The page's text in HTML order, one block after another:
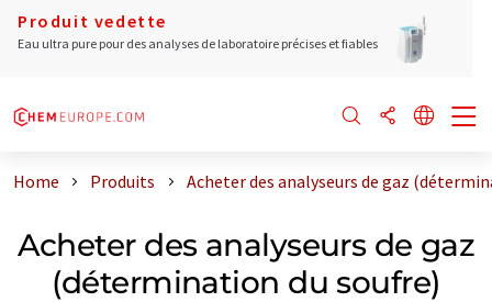
Produit vedette
Eau ultra pure pour des analyses de laboratoire précises et fiables
Home Produits Acheter des analyseurs de gaz
Acheter des analyseurs de gaz
(détermination du soufre)